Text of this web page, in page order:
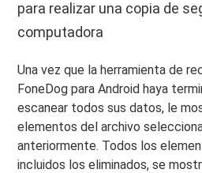
para realizar una copia de
computadora
Una vez que la herramienta de
FoneDog para Android haya
escanear todos sus datos, le
elementos del archivo
anteriormente. Todos los
incluidos los eliminados, se